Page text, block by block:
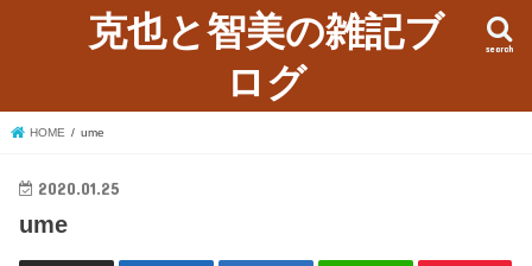
克也と智美の雑記ブ
ログ
search
HOME ume
2020.01.25
ume